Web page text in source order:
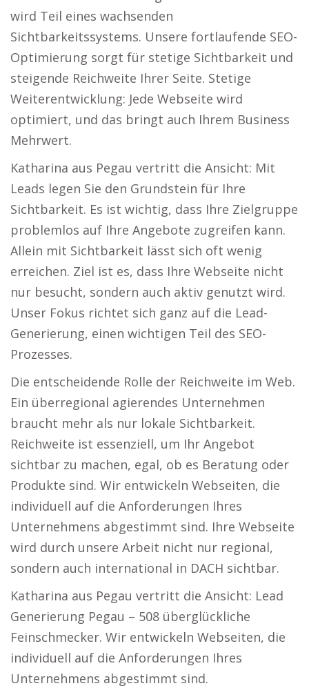
wird Teil eines wachsenden
Sichtbarkeitssystems. Unsere fortlaufende SEO-
Optimierung sorgt für stetige Sichtbarkeit und
steigende Reichweite Ihrer Seite. Stetige
Weiterentwicklung: Jede Webseite wird
optimiert, und das bringt auch Ihrem Business
Mehrwert.
Katharina aus Pegau vertritt die Ansicht: Mit
Leads legen Sie den Grundstein für Ihre
Sichtbarkeit. Es ist wichtig, dass Ihre Zielgruppe
problemlos auf Ihre Angebote zugreifen kann.
Allein mit Sichtbarkeit lässt sich oft wenig
erreichen. Ziel ist es, dass Ihre Webseite nicht
nur besucht, sondern auch aktiv genutzt wird.
Unser Fokus richtet sich ganz auf die Lead-
Generierung, einen wichtigen Teil des SEO-
Prozesses.
Die entscheidende Rolle der Reichweite im Web.
Ein überregional agierendes Unternehmen
braucht mehr als nur lokale Sichtbarkeit.
Reichweite ist essenziell, um Ihr Angebot
sichtbar zu machen, egal, ob es Beratung oder
Produkte sind. Wir entwickeln Webseiten, die
individuell auf die Anforderungen Ihres
Unternehmens abgestimmt sind. Ihre Webseite
wird durch unsere Arbeit nicht nur regional,
sondern auch international in DACH sichtbar.
Katharina aus Pegau vertritt die Ansicht: Lead
Generierung Pegau – 508 überglückliche
Feinschmecker. Wir entwickeln Webseiten, die
individuell auf die Anforderungen Ihres
Unternehmens abgestimmt sind.